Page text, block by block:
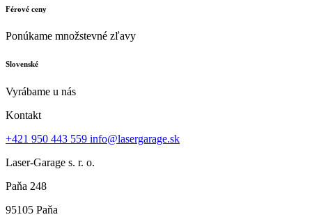
Férové ceny
Ponúkame množstevné zľavy
Slovenské
Vyrábame u nás
Kontakt
+421 950 443 559 info@lasergarage.sk
Laser-Garage s. r. o.
Paňa 248
95105 Paňa